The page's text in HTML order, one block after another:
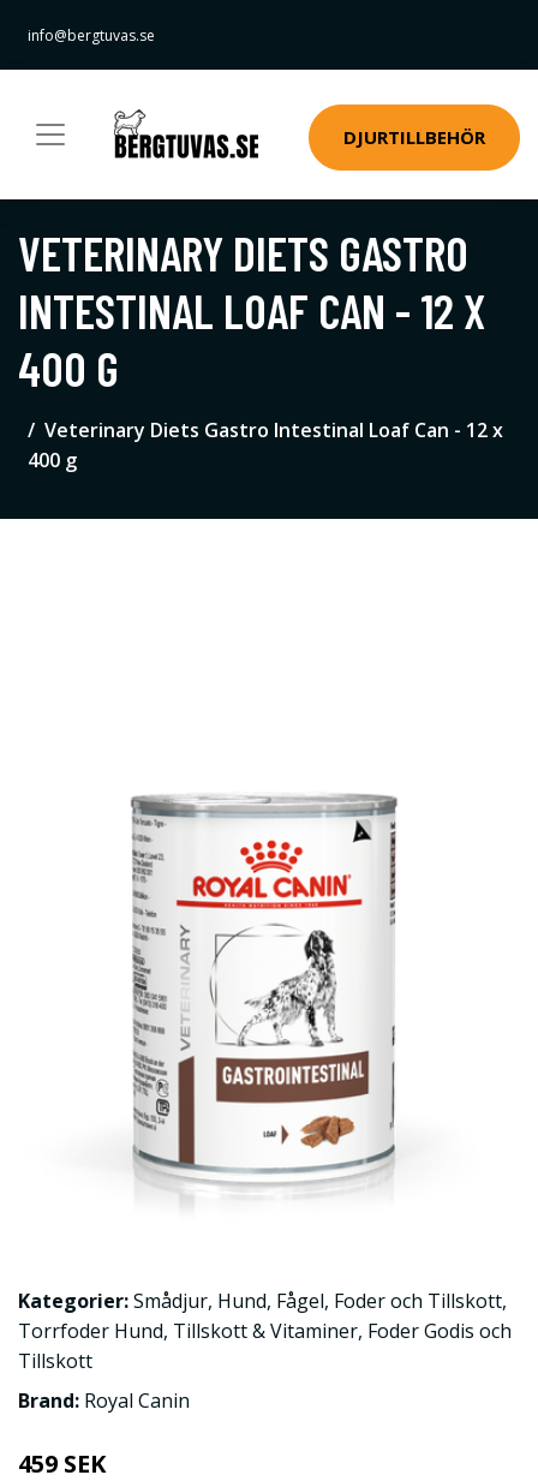
info@bergtuvas.se
DJURTILLBEHÖR
VETERINARY DIETS GASTRO
INTESTINAL LOAF CAN - 12 X
400 G
Veterinary Diets Gastro Intestinal Loaf Can - 12 x
400 g
Kategorier:Smådjur, Hund, Fågel, Foder och Tillskott,
Torrfoder Hund, Tillskott & Vitaminer, Foder Godis och
Tillskott
Brand: Royal Canin
459 SEK